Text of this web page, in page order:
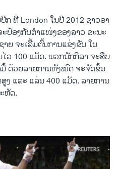
ທີ່ London ໃນປີ 2012 ຊາວອາ
ະປ້ອງກັນຕຳແໜ່ງຂອງລາວ ຂະນະ
ຍ ຈະເລີ້ມຕົ້ນການແຂ່ງຂັນ ໃນ
ວ 100 ແມັດ. ພວກນັກກິລາ ຈະສືບ
ດ້ວຍລາຍການທັງໝົດ ຈະຈັດຂຶ້ນ
ງ ແລະ ແລ່ນ 400 ແມັດ. ລາຍການ
ຫັດ.